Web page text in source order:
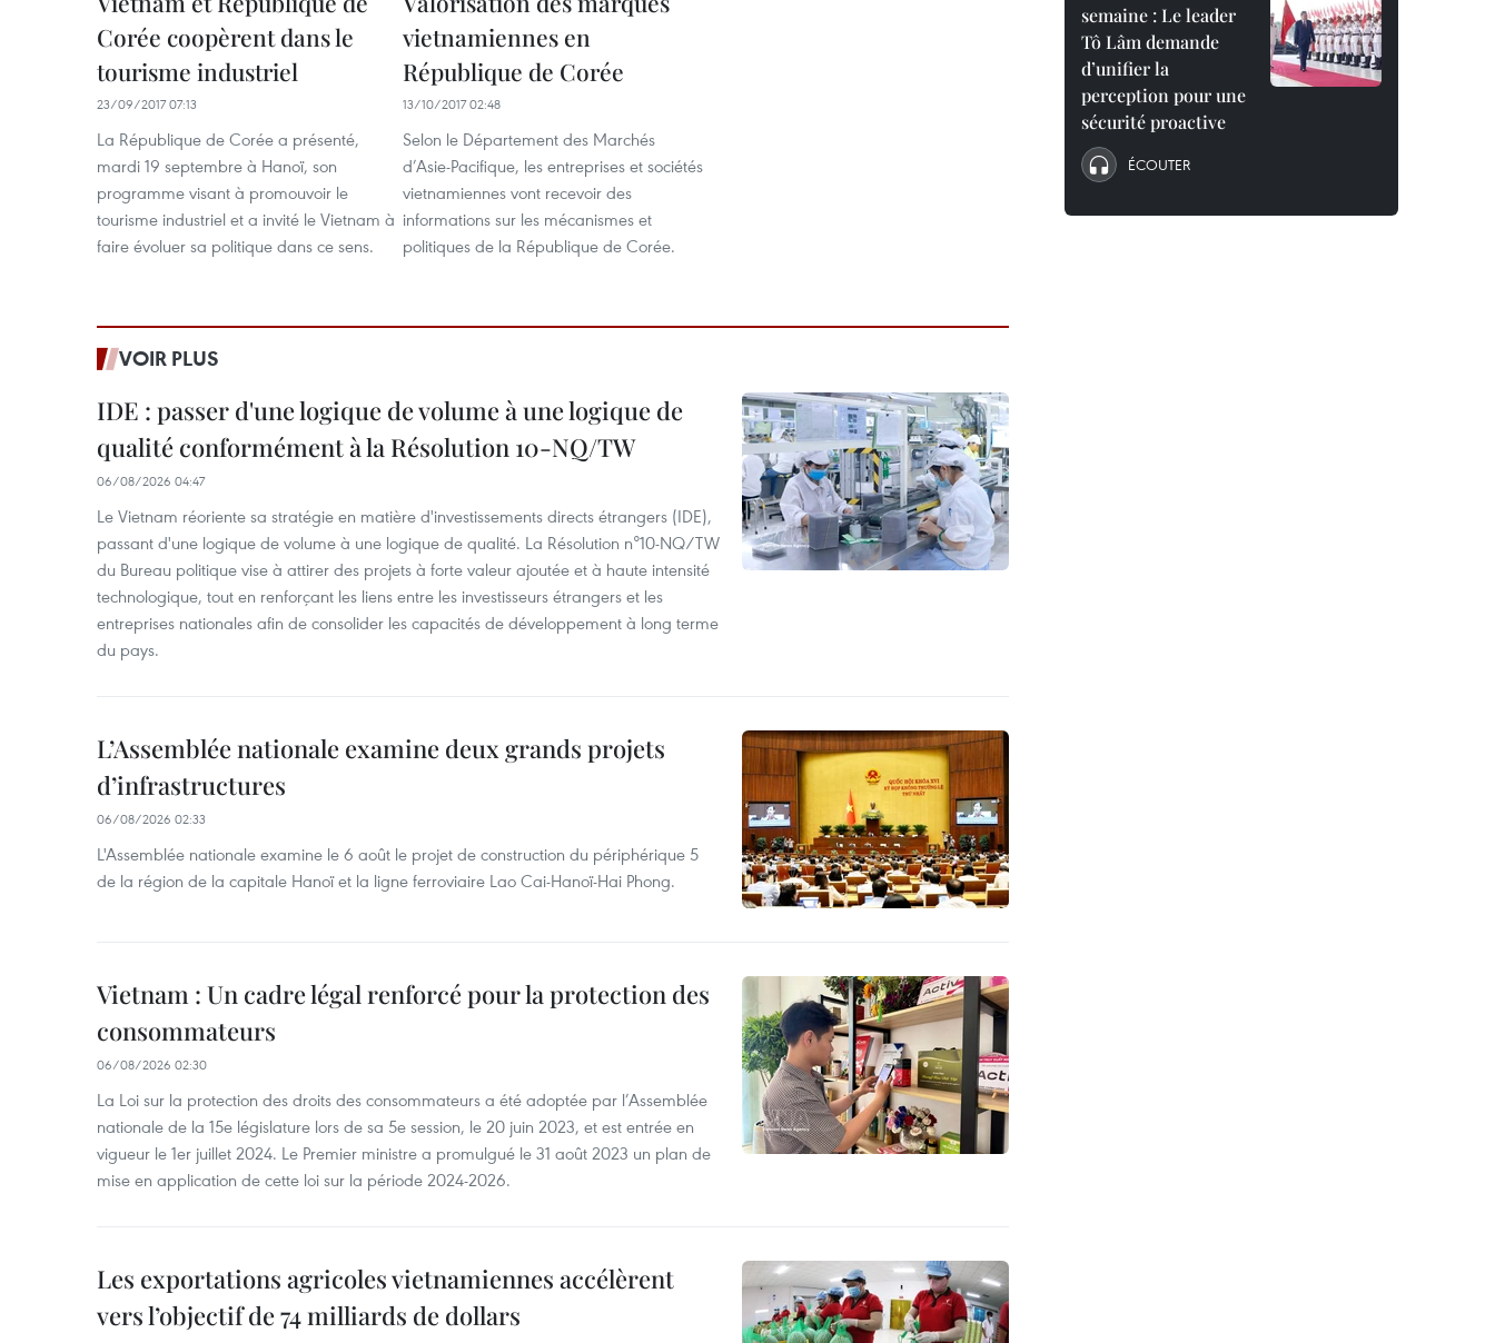
Corée coopèrent dans le
tourisme industriel
23/09/2017 07:13
La République de Corée a présenté,
mardi 19 septembre à Hanoï, son
programme visant à promouvoir le
tourisme industriel et a invité le Vietnam à
faire évoluer sa politique dans ce sens.
vietnamiennes en
République de Corée
13/10/2017 02:48
Selon le Département des Marchés
d’Asie-Pacifique, les entreprises et sociétés
vietnamiennes vont recevoir des
informations sur les mécanismes et
politiques de la République de Corée.
VOIR PLUS
IDE : passer d'une logique de volume à une logique de
qualité conformément à la Résolution 10-NQ/TW
06/08/2026 04:47
Le Vietnam réoriente sa stratégie en matière d'investissements directs étrangers (IDE),
passant d'une logique de volume à une logique de qualité. La Résolution n°10-NQ/TW
du Bureau politique vise à attirer des projets à forte valeur ajoutée et à haute intensité
technologique, tout en renforçant les liens entre les investisseurs étrangers et les
entreprises nationales afin de consolider les capacités de développement à long terme
du pays. ​
L’Assemblée nationale examine deux grands projets
d’infrastructures
06/08/2026 02:33
L'Assemblée nationale examine le 6 août le projet de construction du périphérique 5
de la région de la capitale Hanoï et la ligne ferroviaire Lao Cai-Hanoï-Hai Phong.
Vietnam : Un cadre légal renforcé pour la protection des
consommateurs
06/08/2026 02:30
La Loi sur la protection des droits des consommateurs a été adoptée par l’Assemblée
nationale de la 15e législature lors de sa 5e session, le 20 juin 2023, et est entrée en
vigueur le 1er juillet 2024. Le Premier ministre a promulgué le 31 août 2023 un plan de
mise en application de cette loi sur la période 2024-2026.
Les exportations agricoles vietnamiennes accélèrent
vers l’objectif de 74 milliards de dollars
semaine : Le leader
Tô Lâm demande
d’unifier la
perception pour une
sécurité proactive
ÉCOUTER